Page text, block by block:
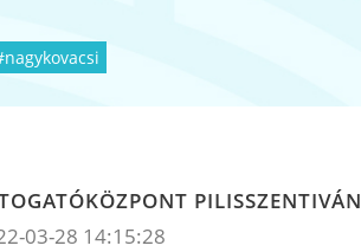
PILISSZENTIVÁN
03-28 14:15:28